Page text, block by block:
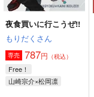
作品詳細
夜食買いに行こうぜ!!
もりだくさん
専売 787円 （税込）
Free！
山崎宗介×松岡凛